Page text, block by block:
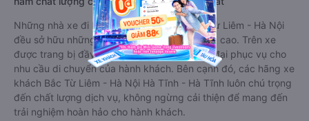
Những nhà xe đi Hà Tĩnh - Hà Tĩnh từ Bắc Từ Liêm - Hà Nội
đều sở hữu những xe giường nằm chất lượng cao. Trên xe
được trang bị đầy đủ các trang thiết bị hiện đại phục vụ cho
nhu cầu di chuyển của hành khách. Bên cạnh đó, các hãng xe
khách Bắc Từ Liêm - Hà Nội Hà Tĩnh - Hà Tĩnh luôn chú trọng
đến chất lượng dịch vụ, không ngừng cải thiện để mang đến
trải nghiệm hoàn hảo cho hành khách.